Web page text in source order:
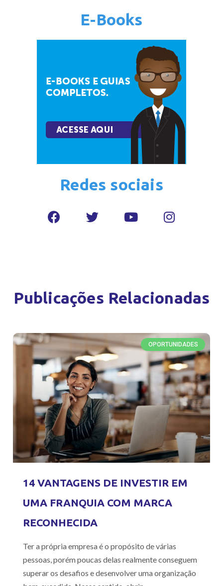
E-Books
Redes sociais
Publicações Relacionadas
OPORTUNIDADES
14 VANTAGENS DE INVESTIR EM
UMA FRANQUIA COM MARCA
RECONHECIDA
Ter a própria empresa é o propósito de várias
pessoas, porém poucas delas realmente conseguem
superar os desafios e desenvolver uma organização